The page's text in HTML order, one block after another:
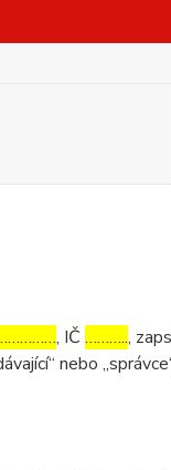
, IČ ………..,
nebo